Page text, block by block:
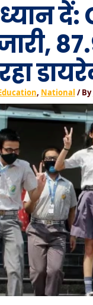
ध्यान
, National / By